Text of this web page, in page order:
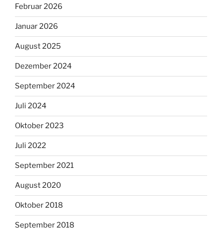
Februar 2026
Januar 2026
August 2025
Dezember 2024
September 2024
Juli 2024
Oktober 2023
Juli 2022
September 2021
August 2020
Oktober 2018
September 2018